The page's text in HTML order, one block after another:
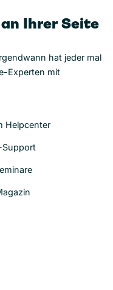
Ihrer Seite
hat jeder mal
Experten mit
Helpcenter
Support